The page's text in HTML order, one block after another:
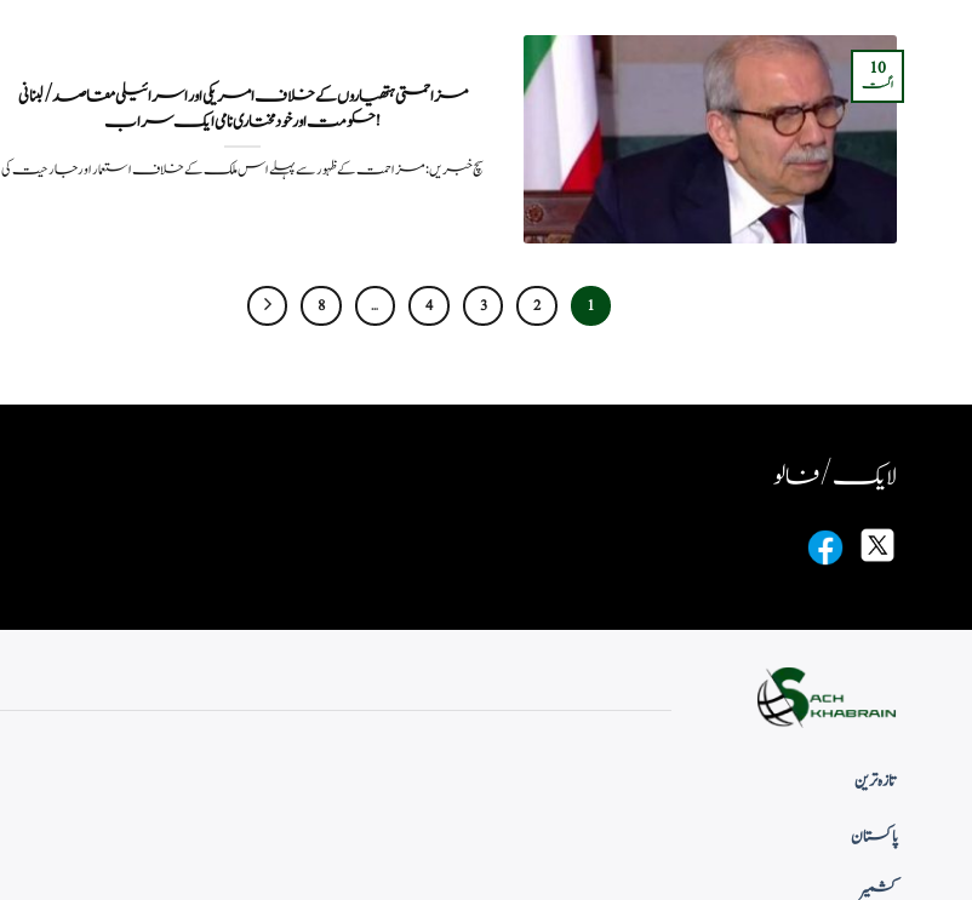
مزاحمتی ہتھیاروں کے خلاف امریکی اور اسرائیلی مقاصد/لبنانی
حکومت اور خودمختاری نامی ایک سراب!
سچ خبریں: مزاحمت کے ظہور سے پہلے اس ملک کے خلاف استعمار اور جارحیت کی
10
اگست
1
2
3
4
…
8
لایک / فالو
تازہ ترین
پاکستان
کشمیر